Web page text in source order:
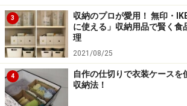
3
収納のプロが愛用！ 無印・
に使える」収納用品で賢く食
理
2021/08/25
4
自作の仕切りで衣装ケース
収納法！